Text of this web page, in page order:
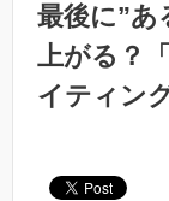
最後に”あ
上がる？
イティン